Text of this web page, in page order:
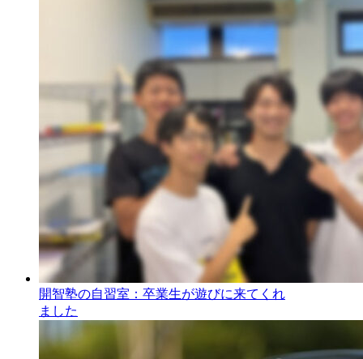
開智塾の自習室：卒業生が遊びに来てくれ
ました